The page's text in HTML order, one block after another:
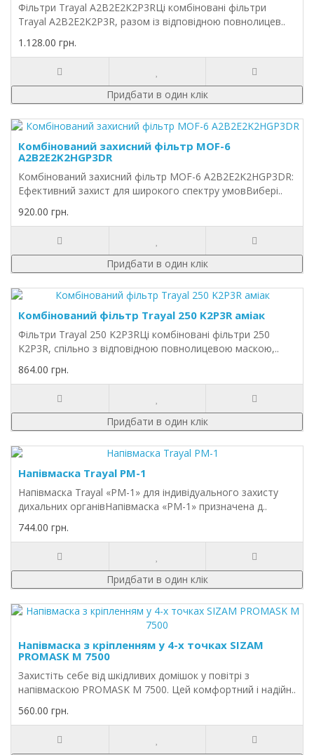
Фільтри Trayal А2В2Е2К2P3RЦі комбіновані фільтри
Trayal А2В2Е2К2P3R, разом із відповідною повнолицев..
1.128.00 грн.
Придбати в один клік
Комбінований захисний фільтр MOF-6
A2B2E2K2HGP3DR
Комбінований захисний фільтр MOF-6 A2B2E2K2HGP3DR:
Ефективний захист для широкого спектру умовВибері..
920.00 грн.
Придбати в один клік
Комбінований фільтр Trayal 250 K2Р3R аміак
Фільтри Trayal 250 K2P3RЦі комбіновані фільтри 250
K2P3R, спільно з відповідною повнолицевою маскою,..
864.00 грн.
Придбати в один клік
Напівмаска Trayal РМ-1
Напівмаска Trayal «РМ-1» для індивідуального захисту
дихальних органівНапівмаска «РМ-1» призначена д..
744.00 грн.
Придбати в один клік
Напівмаска з кріпленням у 4-х точках SIZAM
PROMASK M 7500
Захистіть себе від шкідливих домішок у повітрі з
напівмаскою PROMASK M 7500. Цей комфортний і надійн..
560.00 грн.